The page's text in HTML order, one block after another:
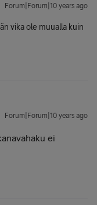
Forum|Forum|10 years ago
vika ole muualla kuin
Forum|Forum|10 years ago
ei